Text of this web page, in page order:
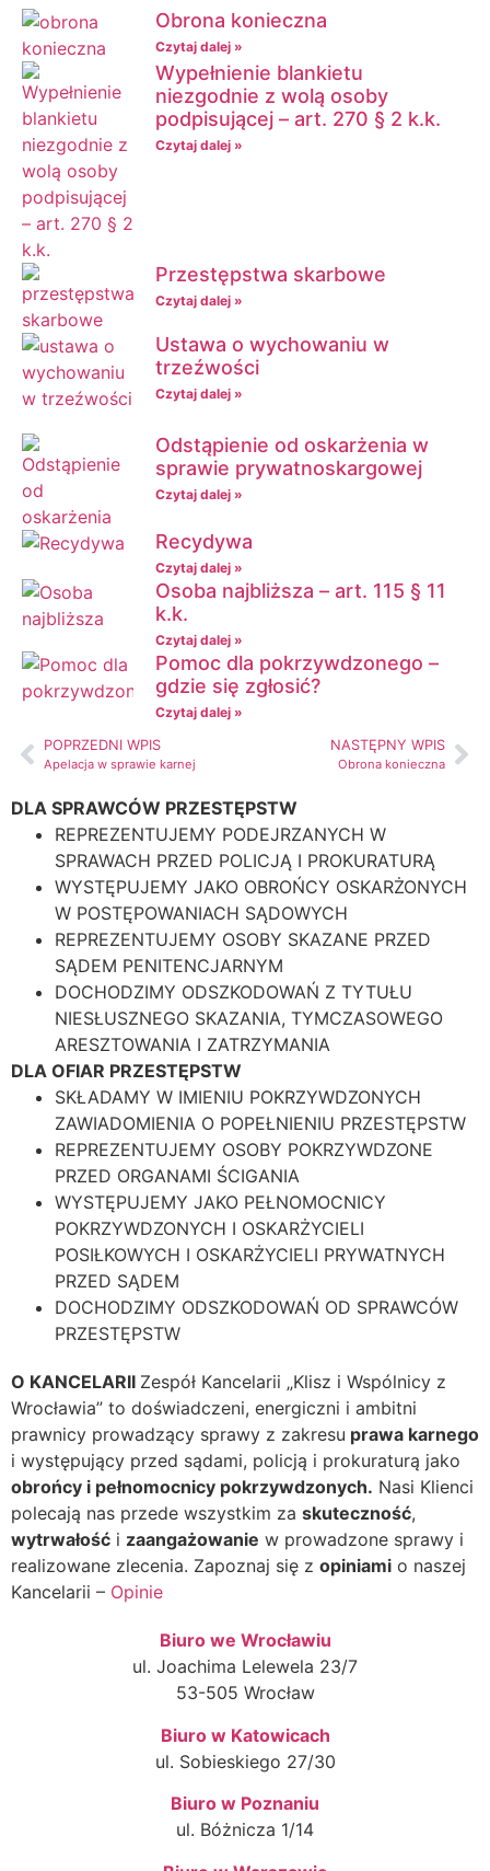
Obrona konieczna
Czytaj dalej »
Wypełnienie blankietu
niezgodnie z wolą osoby
podpisującej – art. 270 § 2 k.k.
Czytaj dalej »
Przestępstwa skarbowe
Czytaj dalej »
Ustawa o wychowaniu w
trzeźwości
Czytaj dalej »
Odstąpienie od oskarżenia w
sprawie prywatnoskargowej
Czytaj dalej »
Recydywa
Czytaj dalej »
Osoba najbliższa – art. 115 § 11
k.k.
Czytaj dalej »
Pomoc dla pokrzywdzonego –
gdzie się zgłosić?
Czytaj dalej »
POPRZEDNI WPIS
Apelacja w sprawie karnej
NASTĘPNY WPIS
Obrona konieczna
Biuro we Wrocławiu
ul. Joachima Lelewela 23/7
53-505 Wrocław
Biuro w Katowicach
ul. Sobieskiego 27/30
Biuro w Poznaniu
ul. Bóżnicza 1/14
O KANCELARII Zespół Kancelarii „Klisz i Wspólnicy z
Wrocławia” to doświadczeni, energiczni i ambitni
prawnicy prowadzący sprawy z zakresu prawa karnego
i występujący przed sądami, policją i prokuraturą jako
obrońcy i pełnomocnicy pokrzywdzonych. Nasi Klienci
polecają nas przede wszystkim za skuteczność,
wytrwałość i zaangażowanie w prowadzone sprawy i
realizowane zlecenia. Zapoznaj się z opiniami o naszej
Kancelarii – Opinie
DLA SPRAWCÓW PRZESTĘPSTW
REPREZENTUJEMY PODEJRZANYCH W
SPRAWACH PRZED POLICJĄ I PROKURATURĄ
WYSTĘPUJEMY JAKO OBROŃCY OSKARŻONYCH
W POSTĘPOWANIACH SĄDOWYCH
REPREZENTUJEMY OSOBY SKAZANE PRZED
SĄDEM PENITENCJARNYM
DOCHODZIMY ODSZKODOWAŃ Z TYTUŁU
NIESŁUSZNEGO SKAZANIA, TYMCZASOWEGO
ARESZTOWANIA I ZATRZYMANIA
DLA OFIAR PRZESTĘPSTW
SKŁADAMY W IMIENIU POKRZYWDZONYCH
ZAWIADOMIENIA O POPEŁNIENIU PRZESTĘPSTW
REPREZENTUJEMY OSOBY POKRZYWDZONE
PRZED ORGANAMI ŚCIGANIA
WYSTĘPUJEMY JAKO PEŁNOMOCNICY
POKRZYWDZONYCH I OSKARŻYCIELI
POSIŁKOWYCH I OSKARŻYCIELI PRYWATNYCH
PRZED SĄDEM
DOCHODZIMY ODSZKODOWAŃ OD SPRAWCÓW
PRZESTĘPSTW